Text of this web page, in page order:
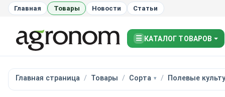
Главная Товары Новости Статьи
☰ КАТАЛОГ ТОВАРОВ
Главная страница Товары Сорта Полевые